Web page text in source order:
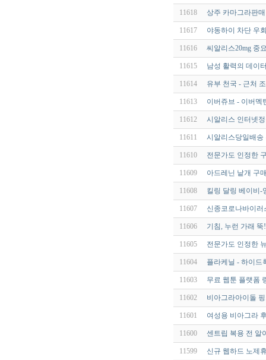
11618 상주 카마그라판매
11617 야동하이 차단 우
11616 씨알리스20mg 중
11615 남성 활력의 데이
11614 유부 천국 - 근처
11613 이버쥬브 - 이버멕
11612 시알리스 인터넷
11611 시알리스당일배
11610 전문가도 인정한
11609 아드레닌 낱개 구
11608 킬링 달링 베이비
11607 신종코로나바이
11606 기침, 누런 가래
11605 전문가도 인정한
11604 플라케닐 - 하이드
11603 무료 웹툰 플랫폼
11602 비아그라아이돌
11601 여성용 비아그라
11600 센트립 복용 전 알
11599 신규 웹하드 노제